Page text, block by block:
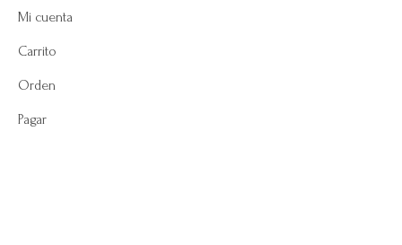
Mi cuenta
Carrito
Orden
Pagar